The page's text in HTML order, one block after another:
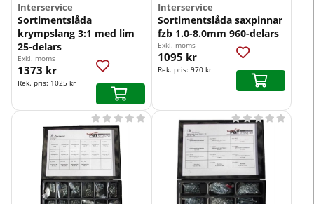
Interservice
Sortimentslåda
krympslang 3:1 med lim
25-delars
Exkl. moms
1373 kr
Rek. pris: 1025 kr
Interservice
Sortimentslåda saxpinnar
fzb 1.0-8.0mm 960-delars
Exkl. moms
1095 kr
Rek. pris: 970 kr
       